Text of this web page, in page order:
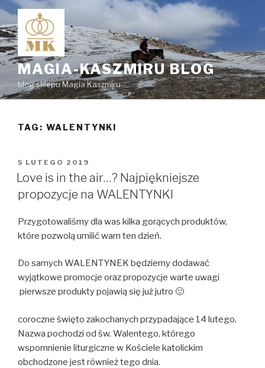
Przejdź
treści
MAGIA-KASZMIRU BLOG
blog sklepu Magia Kaszmiru
TAG: WALENTYNKI
OPUBLIKOWANE
W
5 LUTEGO 2019
Love is in the air…? Najpiękniejsze
propozycje na WALENTYNKI
Przygotowaliśmy dla was kilka gorących produktów,
które pozwolą umilić wam ten dzień.
Do samych WALENTYNEK będziemy dodawać
wyjątkowe promocje oraz propozycje warte uwagi
pierwsze produkty pojawią się już jutro 🙂
coroczne święto zakochanych przypadające 14 lutego.
Nazwa pochodzi od św. Walentego, którego
wspomnienie liturgiczne w Kościele katolickim
obchodzone jest również tego dnia.